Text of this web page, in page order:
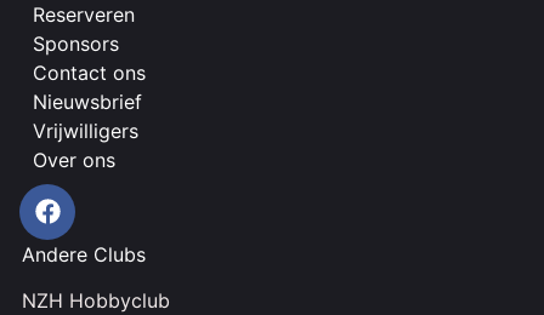
Reserveren
Sponsors
Contact ons
Nieuwsbrief
Vrijwilligers
Over ons
Andere Clubs
NZH Hobbyclub